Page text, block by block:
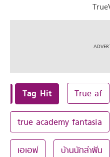
Tag Hit True af
true academy fantasia
เอเอฟ บ้านนักล่าฝัน